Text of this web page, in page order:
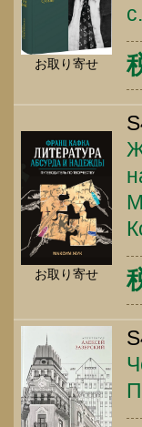
お取り寄せ
お取り寄せ